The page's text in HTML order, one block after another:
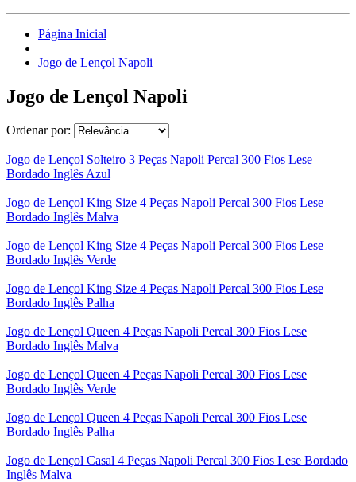
Página Inicial
Jogo de Lençol Napoli
Jogo de Lençol Napoli
Ordenar por:
Jogo de Lençol Solteiro 3 Peças Napoli Percal 300 Fios Lese
Bordado Inglês Azul
Jogo de Lençol King Size 4 Peças Napoli Percal 300 Fios Lese
Bordado Inglês Malva
Jogo de Lençol King Size 4 Peças Napoli Percal 300 Fios Lese
Bordado Inglês Verde
Jogo de Lençol King Size 4 Peças Napoli Percal 300 Fios Lese
Bordado Inglês Palha
Jogo de Lençol Queen 4 Peças Napoli Percal 300 Fios Lese
Bordado Inglês Malva
Jogo de Lençol Queen 4 Peças Napoli Percal 300 Fios Lese
Bordado Inglês Verde
Jogo de Lençol Queen 4 Peças Napoli Percal 300 Fios Lese
Bordado Inglês Palha
Jogo de Lençol Casal 4 Peças Napoli Percal 300 Fios Lese Bordado
Inglês Malva